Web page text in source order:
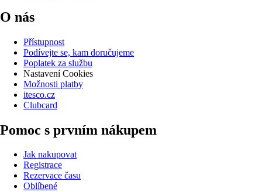
O nás
Přístupnost
Podívejte se, kam doručujeme
Poplatek za službu
Nastavení Cookies
Možnosti platby
itesco.cz
Clubcard
Pomoc s prvním nákupem
Jak nakupovat
Registrace
Rezervace času
Oblíbené